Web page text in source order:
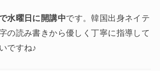
水曜日に開講中です。韓国出身ネイテ
の読み書きから優しく丁寧に指導して
ですね♪